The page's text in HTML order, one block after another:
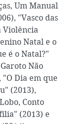
Um Manual
"Vasco das
Violência
Natal e o
é o Natal?"
Não
Dia em que
(2013),
Conto
(2013) e